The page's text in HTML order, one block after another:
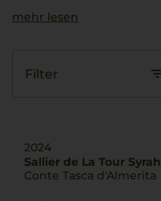
mehr lesen
Filter
2024
Sallier de La Tour Syrah
Conte Tasca d'Almerita